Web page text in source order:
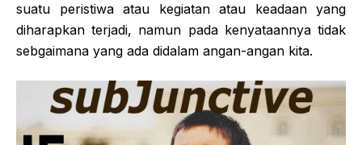
suatu peristiwa atau kegiatan atau keadaan yang
diharapkan terjadi, namun pada kenyataannya tidak
sebgaimana yang ada didalam angan-angan kita.